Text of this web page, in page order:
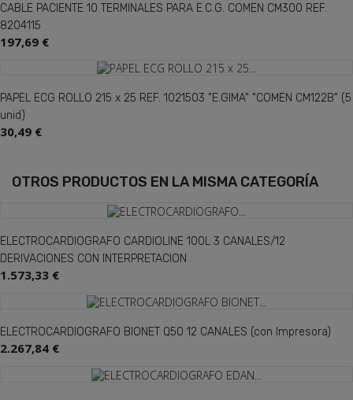
CABLE PACIENTE 10 TERMINALES PARA E.C.G. COMEN CM300 REF.
8204115
197,69 €
PAPEL ECG ROLLO 215 x 25 REF. 1021503 "E.GIMA" "COMEN CM122B" (5
unid)
30,49 €
OTROS PRODUCTOS EN LA MISMA CATEGORÍA
ELECTROCARDIOGRAFO CARDIOLINE 100L 3 CANALES/12
DERIVACIONES CON INTERPRETACION
1.573,33 €
ELECTROCARDIOGRAFO BIONET Q50 12 CANALES (con Impresora)
2.267,84 €